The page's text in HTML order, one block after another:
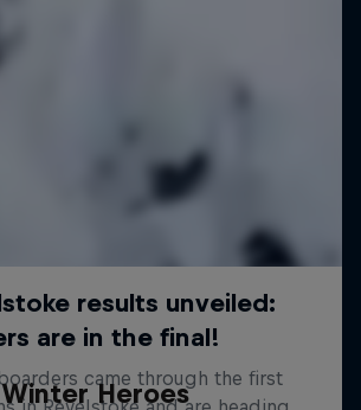
Winter Heroes